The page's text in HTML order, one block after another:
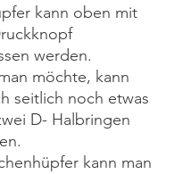
kann oben mit
werden.
möchte, kann
seitlich noch etwas
D- Halbringen
kann man